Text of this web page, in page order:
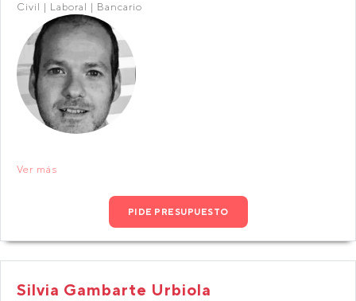
Civil | Laboral | Bancario
Ver más
PIDE PRESUPUESTO
Silvia Gambarte Urbiola